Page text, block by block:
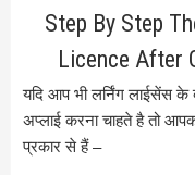
Step By Step
Licence After
यदि आप भी लर्निंग लाईसेंस के
अप्लाई करना चाहते है तो
प्रकार से हैं –